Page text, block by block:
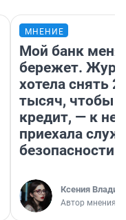
МНЕНИЕ
Мой банк меня
бережет.
хотела снять
тысяч, чтобы
кредит, — к
приехала
безопасности
Ксения
Автор мнения